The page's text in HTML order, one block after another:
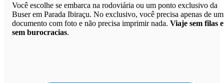
Você escolhe se embarca na rodoviária ou um ponto exclusivo da
Buser em Parada Ibiraçu. No exclusivo, você precisa apenas de um
documento com foto e não precisa imprimir nada. Viaje sem filas e
sem burocracias.